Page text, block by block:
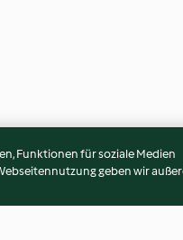
Funktionen für soziale Medien
geben wir